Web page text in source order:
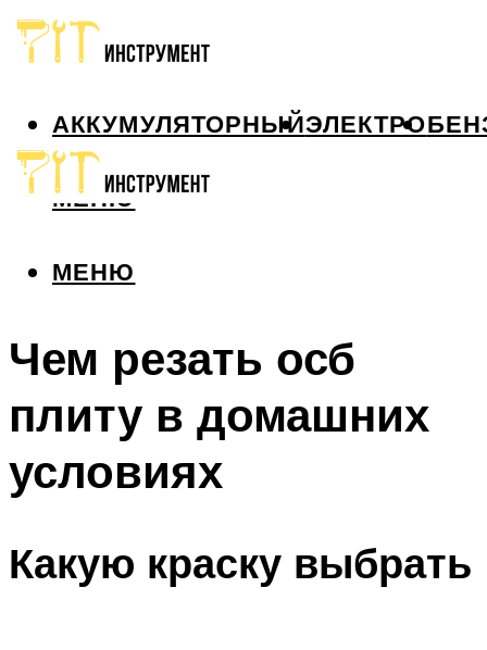
АККУМУЛЯТОРНЫЙЭЛЕКТРО
МЕНЮ
МЕНЮ
Чем резать осб
плиту в домашних
условиях
Какую краску выбрать